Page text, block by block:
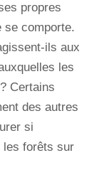
propres
se comporte.
ils aux
les
Certains
des autres
si
les forêts sur